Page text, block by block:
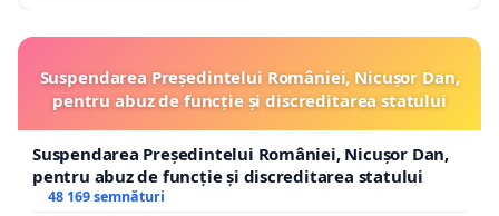
Partidul Conservator – filiala Cluj-Adresa:Strada Arinilor,
Nr. 11, Cluj-NapocaTel:0364.107.958;Email:
partidul_conservator_cj@yahoo.ro ;Facebook: ;Web: ;
Suspendarea Președintelui României, Nicușor Dan,
pentru abuz de funcție și discreditarea statului
Suspendarea Președintelui României, Nicușor Dan,
pentru abuz de funcție și discreditarea statului
48 169 semnături